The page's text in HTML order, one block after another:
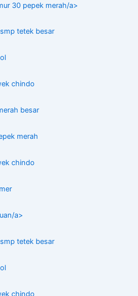
30 pepek merah/a>
tetek besar
chindo
besar
merah
chindo
a>
tetek besar
chindo